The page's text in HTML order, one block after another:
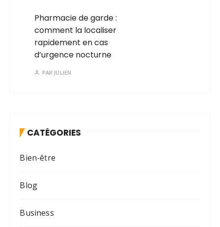
Pharmacie de garde :
comment la localiser
rapidement en cas
d’urgence nocturne
PAR JULIEN
CATÉGORIES
Bien-être
Blog
Business